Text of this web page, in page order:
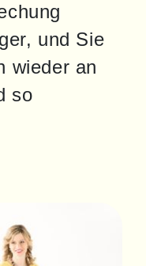
und Sie
wieder an
so